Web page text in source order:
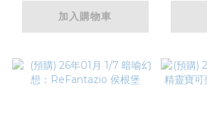
加入購物車